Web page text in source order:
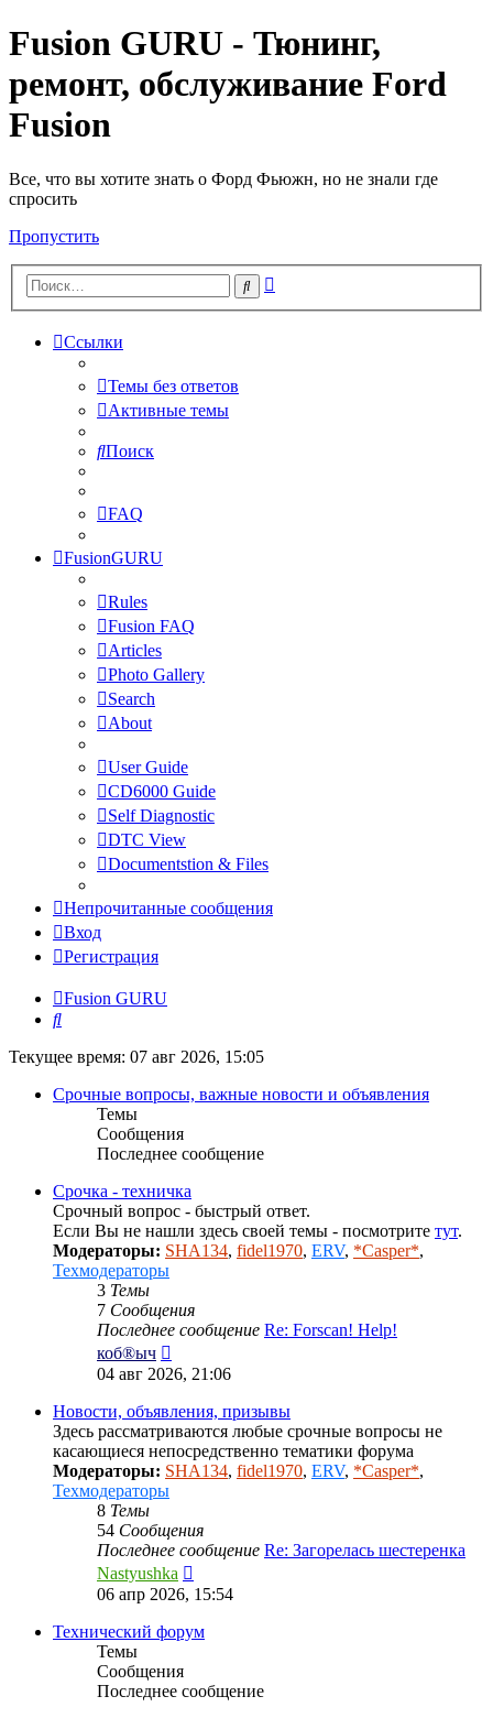
Fusion GURU - Тюнинг,
ремонт, обслуживание Ford
Fusion
Все, что вы хотите знать о Форд Фьюжн, но не знали где
спросить
Пропустить
Поиск
Ссылки
Темы без ответов
Активные темы
Поиск
FAQ
FusionGURU
Rules
Fusion FAQ
Articles
Photo Gallery
Search
About
User Guide
CD6000 Guide
Self Diagnostic
DTC View
Documentstion & Files
Непрочитанные сообщения
Вход
Регистрация
Fusion GURU
Поиск
Текущее время: 07 авг 2026, 15:05
Срочные вопросы, важные новости и объявления
Темы
Сообщения
Последнее сообщение
Срочка - техничка
Срочный вопрос - быстрый ответ.
Если Вы не нашли здесь своей темы - посмотрите тут.
Модераторы: SHA134, fidel1970, ERV, *Casper*,
Техмодераторы
3 Темы
7 Сообщения
Последнее сообщение Re: Forscan! Help!
коб®ыч
к
сообщению
04 авг 2026, 21:06
Новости, объявления, призывы
Здесь рассматриваются любые срочные вопросы не
касающиеся непосредственно тематики форума
Модераторы: SHA134, fidel1970, ERV, *Casper*,
Техмодераторы
8 Темы
54 Сообщения
Последнее сообщение Re: Загорелась шестеренка
Nastyushka
к
сообщению
06 апр 2026, 15:54
Технический форум
Темы
Сообщения
Последнее сообщение